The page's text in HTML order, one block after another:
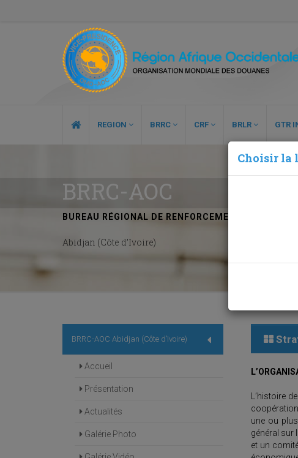
REGION BRRC CRF BRLR GTR
BRRC-AOC
BUREAU RÉGIONAL DE RENFORCEMENT DES
Abidjan (Côte d’Ivoire)
BRRC-AOC Abidjan (Côte d’Ivoire)
Accueil
Présentation
Actualités
Galérie Photo
L’histoire
une ou
général sur
et un
Choisir la